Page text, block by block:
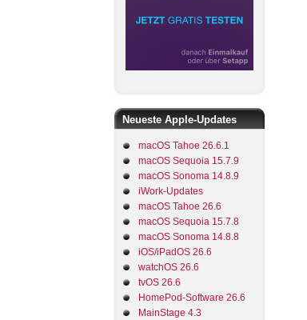
Neueste Apple-Updates
macOS Tahoe 26.6.1
macOS Sequoia 15.7.9
macOS Sonoma 14.8.9
iWork-Updates
macOS Tahoe 26.6
macOS Sequoia 15.7.8
macOS Sonoma 14.8.8
iOS/iPadOS 26.6
watchOS 26.6
tvOS 26.6
HomePod-Software 26.6
MainStage 4.3